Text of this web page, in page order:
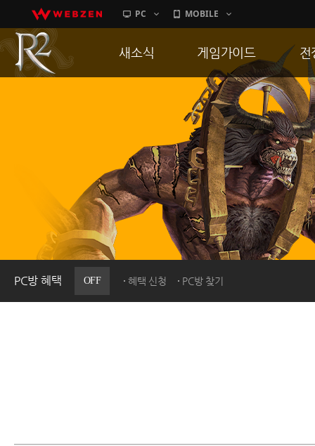
PC MOBILE
PC방 혜택 OFF 혜택 신청 PC방 찾기
새소식
이벤트
히스토리
PC방으로간다
게임가이드
게임 특징
서버가이드
신병훈련소
세부가이드
통합보급센터
전
통
공